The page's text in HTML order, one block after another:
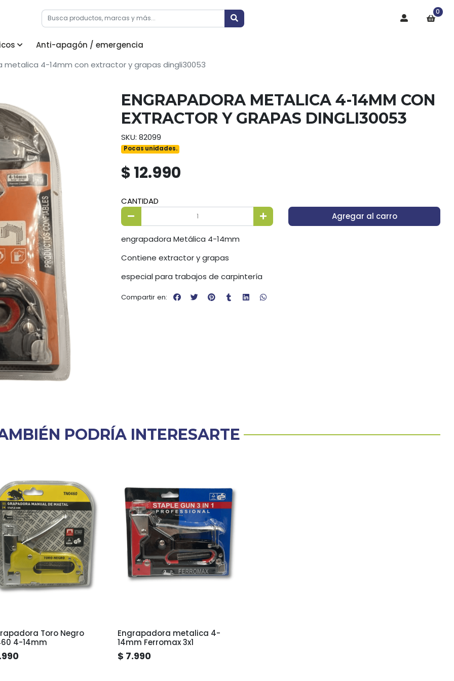
0
Anti-apagón / emergencia
metalica 4-14mm con extractor y grapas dingli30053
ENGRAPADORA METALICA 4-14MM CON
EXTRACTOR Y GRAPAS DINGLI30053
SKU: 82099
Pocas unidades.
$ 12.990
CANTIDAD
Agregar al carro
engrapadora Metálica 4-14mm
Contiene extractor y grapas
especial para trabajos de carpintería
Compartir en:
PODRÍA INTERESARTE
Toro Negro
4-14mm
Engrapadora metalica 4-
14mm Ferromax 3x1
$ 7.990